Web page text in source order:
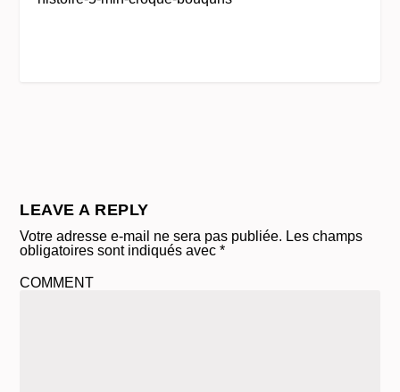
LEAVE A REPLY
Votre adresse e-mail ne sera pas publiée. Les champs
obligatoires sont indiqués avec*
COMMENT